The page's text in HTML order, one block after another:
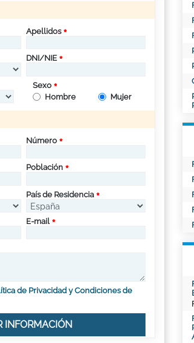
Apellidos
DNI/NIE
Sexo
Hombre
Mujer
Número
Población
País de Residencia
E-mail
de Privacidad y Condiciones de
INFORMACIÓN